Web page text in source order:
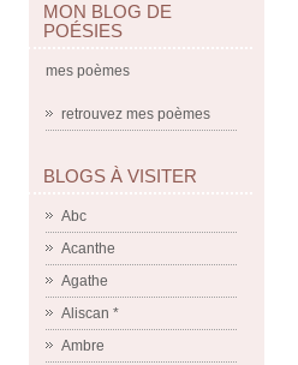
MON BLOG DE
POÉSIES
mes poèmes
retrouvez mes poèmes
BLOGS À VISITER
Abc
Acanthe
Agathe
Aliscan *
Ambre